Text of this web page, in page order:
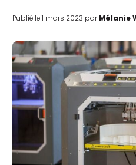
Publié le 1 mars 2023 parMélanie